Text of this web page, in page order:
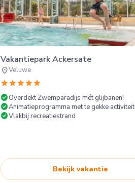
Vakantiepark Ackersate
location_onVeluwe
starstarstarstarstar
check_circleOverdekt Zwemparadijs mét glijbanen!
check_circleAnimatieprogramma met te gekke
check_circleVlakbij recreatiestrand
Bekijk vakantie